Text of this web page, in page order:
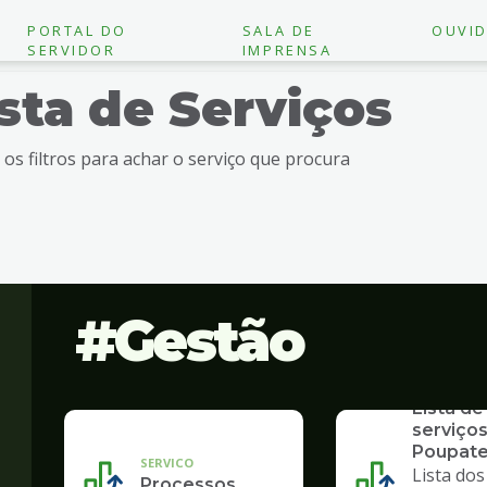
PORTAL DO
SERVIDOR
SALA DE
IMPRENSA
de Serviços
os filtros para achar o serviço que procura
Gestão
SERVICO
Lista de
Lista